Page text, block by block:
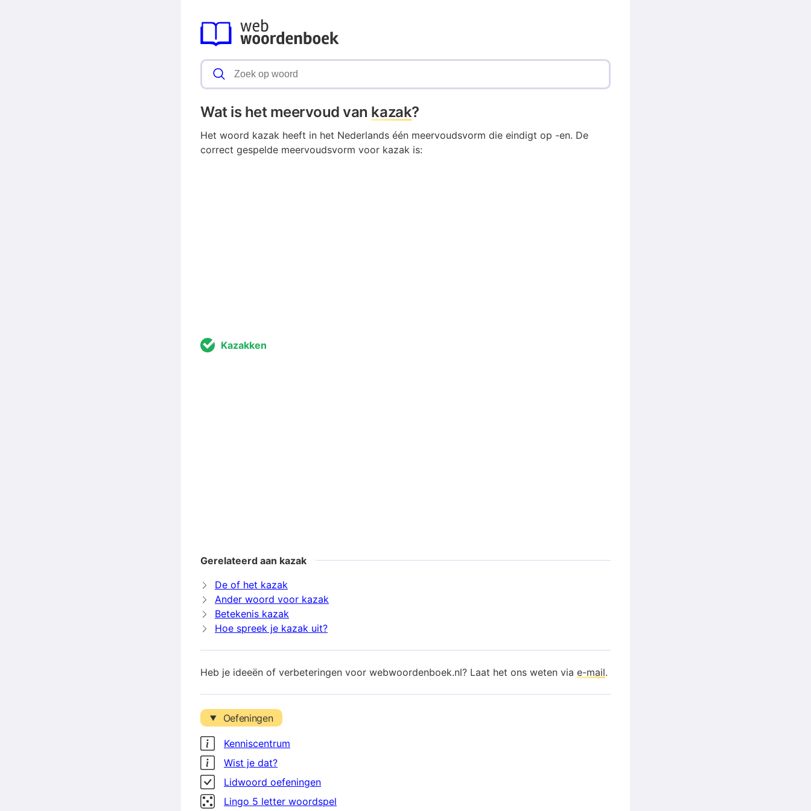
Wat is het meervoud van kazak?
Het woord kazak heeft in het Nederlands één meervoudsvorm die eindigt op -en. De
correct gespelde meervoudsvorm voor kazak is:
Kazakken
Gerelateerd aan kazak
De of het kazak
Ander woord voor kazak
Betekenis kazak
Hoe spreek je kazak uit?
Heb je ideeën of verbeteringen voor webwoordenboek.nl? Laat het ons weten via e-mail.
Oefeningen
Kenniscentrum
Wist je dat?
Lidwoord oefeningen
Lingo 5 letter woordspel